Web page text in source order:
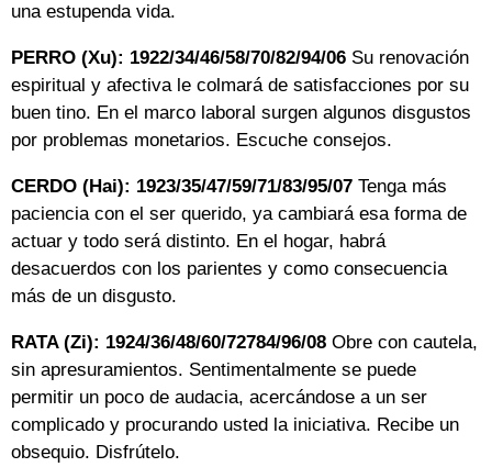
una estupenda vida.
PERRO (Xu): 1922/34/46/58/70/82/94/06 Su renovación
espiritual y afectiva le colmará de satisfacciones por su
buen tino. En el marco laboral surgen algunos disgustos
por problemas monetarios. Escuche consejos.
CERDO (Hai): 1923/35/47/59/71/83/95/07 Tenga más
paciencia con el ser querido, ya cambiará esa forma de
actuar y todo será distinto. En el hogar, habrá
desacuerdos con los parientes y como consecuencia
más de un disgusto.
RATA (Zi): 1924/36/48/60/72784/96/08 Obre con cautela,
sin apresuramientos. Sentimentalmente se puede
permitir un poco de audacia, acercándose a un ser
complicado y procurando usted la iniciativa. Recibe un
obsequio. Disfrútelo.